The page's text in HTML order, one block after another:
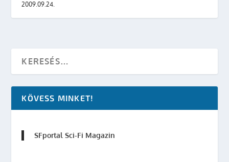
2009.09.24.
KÖVESS MINKET!
SFportal Sci-Fi Magazin